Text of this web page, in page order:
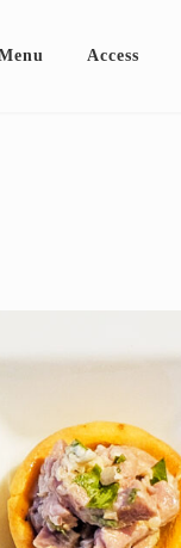
Access